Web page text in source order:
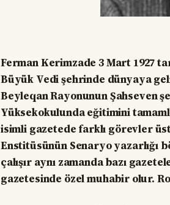
Ferman Kerimzade 3 Mart 1927
Büyük Vedi şehrinde dünyaya
Beyleqan Rayonunun Şahseven
Yüksekokulunda eğitimini
isimli gazetede farklı görevler
Enstitüsünün Senaryo yazarlığı
çalışır aynı zamanda bazı
gazetesinde özel muhabir olur.